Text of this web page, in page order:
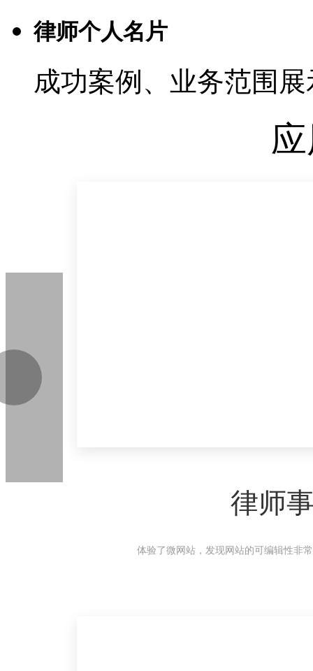
律师个人名片
成功案例、业务范围展
律师
体验了微网站，发现网站的可编辑性非